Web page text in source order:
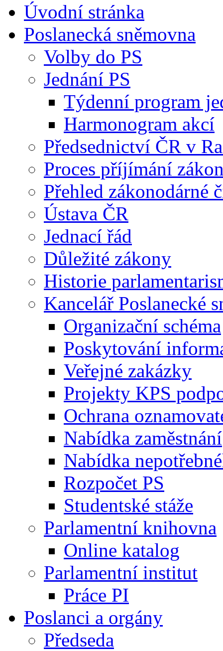
Úvodní stránka
Poslanecká sněmovna
Volby do PS
Jednání PS
Týdenní program
Harmonogram akcí
Předsednictví ČR v
Proces příjímání
Přehled zákonodárné
Ústava ČR
Jednací řád
Důležité zákony
Historie
Kancelář Poslanecké
Organizační schéma
Poskytování
Veřejné zakázky
Projekty KPS
Ochrana
Nabídka zaměstnání
Nabídka
Rozpočet PS
Studentské stáže
Parlamentní knihovna
Online katalog
Parlamentní institut
Práce PI
Poslanci a orgány
Předseda